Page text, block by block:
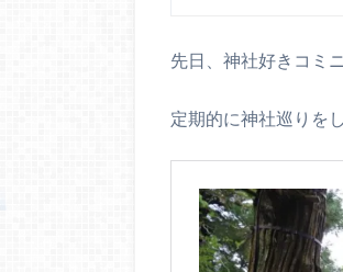
先日、神社好きコミ
定期的に神社巡りを